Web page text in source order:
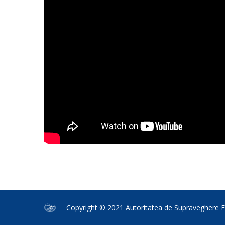
Copyright © 2021 Autoritatea de Supraveghere